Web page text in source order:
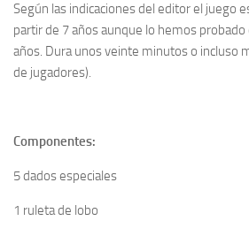
Según las indicaciones del editor el juego
partir de 7 años aunque lo hemos
años. Dura unos veinte minutos o incluso
de jugadores).
Componentes:
5 dados especiales
1 ruleta de lobo